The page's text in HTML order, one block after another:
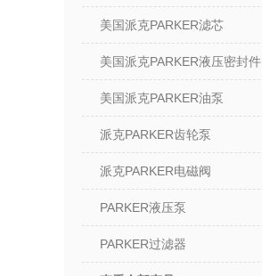
美国派克PARKER滤芯
美国派克PARKER液压密封件
美国派克PARKER油泵
派克PARKER齿轮泵
派克PARKER电磁阀
PARKER液压泵
PARKER过滤器